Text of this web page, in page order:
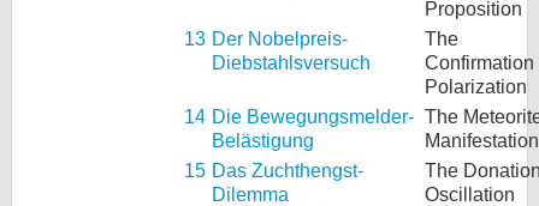
Proposition
13 Der Nobelpreis-
Diebstahlsversuch
The
Confirmation
Polarization
14 Die Bewegungsmelder-
Belästigung
The
Manifestation
15 Das Zuchthengst-
Dilemma
The
Oscillation